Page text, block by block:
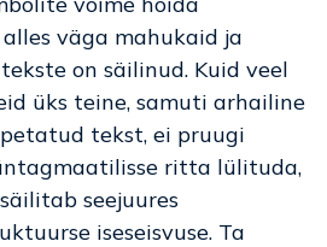
väga mahukaid ja
on säilinud. Kuid veel
üks teine, samuti arhailine
tekst, ei pruugi
ritta lülituda,
seejuures
iseseisvuse. Ta